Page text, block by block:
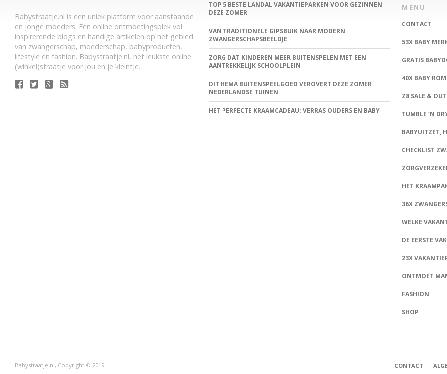
Babystraatje.nl is een uniek platform voor aanstaande
en jonge moeders. Een online ontmoetingsplek vol
inspirerende blogs en handige artikelen op het gebied
van zwangerschap, moederschap, babyproducten,
lifestyle en fashion. Babystraatje.nl, het leukste online
(winkel)straatje voor jou en je kleintje.
TOP 5 BESTE LANDAL VAKANTIEPARKEN VOOR GEZINNEN
DEZE ZOMER
VAN TRADITIONELE GIPSBUIK NAAR MODERN
ZWANGERSCHAPSBEELDJE
ZORG DAT KINDEREN MEER BUITENSPELEN MET EEN
AANTREKKELIJK SCHOOLPLEIN
DIT HEMA BUITENSPEELGOED VEROVERT DEZE ZOMER
NEDERLANDSE TUINEN
HET PERFECTE KRAAMCADEAU: VERRAS OUDERS EN BABY
MENU
CONTACT
53X BABY
GRATIS
40X BABY
Z8 SALE &
TUMBLE ‘N
BABYUITZET,
CHECKLIST
HET
36X
WELKE
DE EERSTE
23X
ONTMOET
FASHION
SHOP
CONTACT
Babystraatje.nl, Copyright © 2019